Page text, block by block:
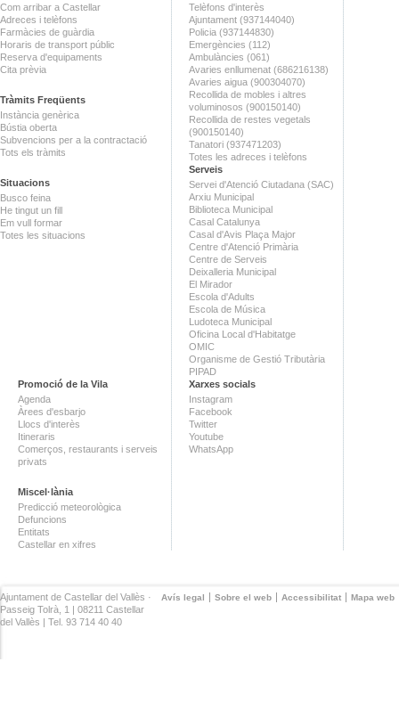
Com arribar a Castellar
Adreces i telèfons
Farmàcies de guàrdia
Horaris de transport públic
Reserva d'equipaments
Cita prèvia
Tràmits Freqüents
Instància genèrica
Bústia oberta
Subvencions per a la contractació
Tots els tràmits
Situacions
Busco feina
He tingut un fill
Em vull formar
Totes les situacions
Telèfons d'interès
Ajuntament (937144040)
Policia (937144830)
Emergències (112)
Ambulàncies (061)
Avaries enllumenat (686216138)
Avaries aigua (900304070)
Recollida de mobles i altres
voluminosos (900150140)
Recollida de restes vegetals
(900150140)
Tanatori (937471203)
Totes les adreces i telèfons
Serveis
Servei d'Atenció Ciutadana (SAC)
Arxiu Municipal
Biblioteca Municipal
Casal Catalunya
Casal d'Avis Plaça Major
Centre d'Atenció Primària
Centre de Serveis
Deixalleria Municipal
El Mirador
Escola d'Adults
Escola de Música
Ludoteca Municipal
Oficina Local d'Habitatge
OMIC
Organisme de Gestió Tributària
PIPAD
Promoció de la Vila
Agenda
Àrees d'esbarjo
Llocs d'interès
Itineraris
Comerços, restaurants i serveis
privats
Miscel·lània
Predicció meteorològica
Defuncions
Entitats
Castellar en xifres
Xarxes socials
Instagram
Facebook
Twitter
Youtube
WhatsApp
Avís legal Sobre el web Accessibilitat Mapa web
Ajuntament de Castellar del Vallès ·
Passeig Tolrà, 1 | 08211 Castellar
del Vallès | Tel. 93 714 40 40